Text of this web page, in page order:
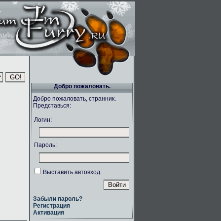
Добро пожаловать.
Добро пожаловать, странник.
Представься:
Логин:
Пароль:
Выставить автовход.
Забыли пароль?
Регистрация
Активация